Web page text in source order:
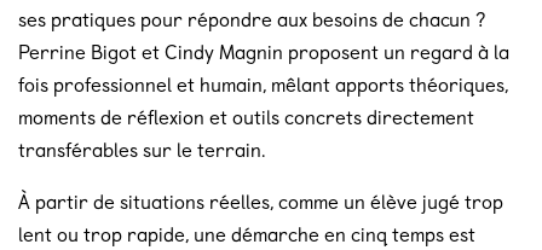
ses pratiques pour répondre aux besoins de chacun ?
Perrine Bigot et Cindy Magnin proposent un regard à la
fois professionnel et humain, mêlant apports théoriques,
moments de réflexion et outils concrets directement
transférables sur le terrain.
À partir de situations réelles, comme un élève jugé trop
lent ou trop rapide, une démarche en cinq temps est